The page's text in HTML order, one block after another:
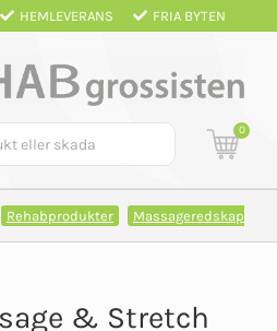
HEMLEVERANS FRIA BYTEN
0
Rehabprodukter Massageredskap
& Stretch